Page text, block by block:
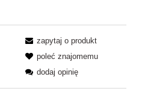
zapytaj o produkt
poleć znajomemu
dodaj opinię